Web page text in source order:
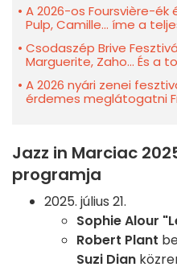
A 2026-os Foursvière-ék
Pulp, Camille... íme a
Csodaszép Brive
Marguerite, Zaho... És a
A 2026 nyári zenei
érdemes meglátogatni
Jazz in Marciac
programja
2025. július 21.
Sophie Alour
Robert Plant
Suzi Dian